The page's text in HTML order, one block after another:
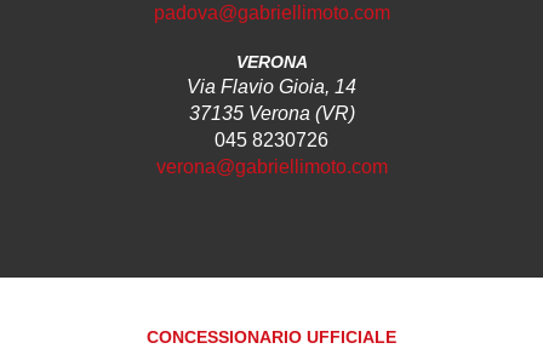
padova@gabriellimoto.com
VERONA
Via Flavio Gioia, 14
37135 Verona (VR)
045 8230726
verona@gabriellimoto.com
CONCESSIONARIO UFFICIALE